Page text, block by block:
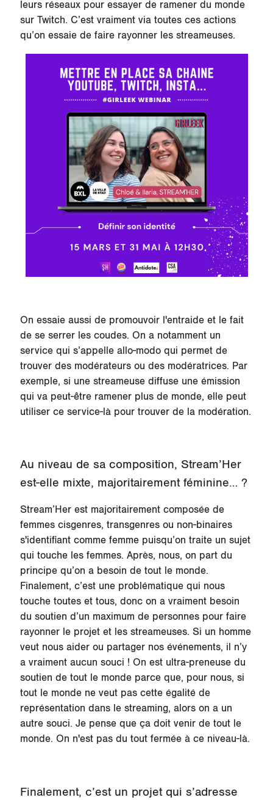
leurs réseaux pour essayer de ramener du monde
sur Twitch. C’est vraiment via toutes ces actions
qu’on essaie de faire rayonner les streameuses.
On essaie aussi de promouvoir l'entraide et le fait
de se serrer les coudes. On a notamment un
service qui s’appelle allo-modo qui permet de
trouver des modérateurs ou des modératrices. Par
exemple, si une streameuse diffuse une émission
qui va peut-être ramener plus de monde, elle peut
utiliser ce service-là pour trouver de la modération.
Au niveau de sa composition, Stream’Her
est-elle mixte, majoritairement féminine… ?
Stream’Her est majoritairement composée de
femmes cisgenres, transgenres ou non-binaires
s'identifiant comme femme puisqu’on traite un sujet
qui touche les femmes. Après, nous, on part du
principe qu’on a besoin de tout le monde.
Finalement, c’est une problématique qui nous
touche toutes et tous, donc on a vraiment besoin
du soutien d’un maximum de personnes pour faire
rayonner le projet et les streameuses. Si un homme
veut nous aider ou partager nos événements, il n’y
a vraiment aucun souci ! On est ultra-preneuse du
soutien de tout le monde parce que, pour nous, si
tout le monde ne veut pas cette égalité de
représentation dans le streaming, alors on a un
autre souci. Je pense que ça doit venir de tout le
monde. On n'est pas du tout fermée à ce niveau-là.
Finalement, c’est un projet qui s’adresse